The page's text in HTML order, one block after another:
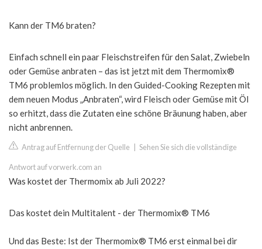
Kann der TM6 braten?
Einfach schnell ein paar Fleischstreifen für den Salat, Zwiebeln
oder Gemüse anbraten – das ist jetzt mit dem Thermomix®
TM6 problemlos möglich. In den Guided-Cooking Rezepten mit
dem neuen Modus „Anbraten“, wird Fleisch oder Gemüse mit Öl
so erhitzt, dass die Zutaten eine schöne Bräunung haben, aber
nicht anbrennen.
Antrag auf Entfernung der Quelle Sehen Sie sich die vollständige
Antwort auf vorwerk.com an
Was kostet der Thermomix ab Juli 2022?
Das kostet dein Multitalent - der Thermomix® TM6
Und das Beste: Ist der Thermomix® TM6 erst einmal bei dir